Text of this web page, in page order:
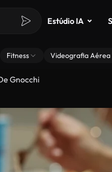
Estúdio IA
Fitness Videografia Aérea
Gnocchi